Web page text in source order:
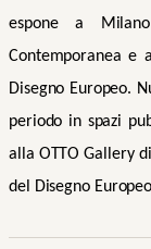
espone a
Contemporanea e
Disegno Europeo.
periodo in spazi
alla OTTO Gallery
del Disegno